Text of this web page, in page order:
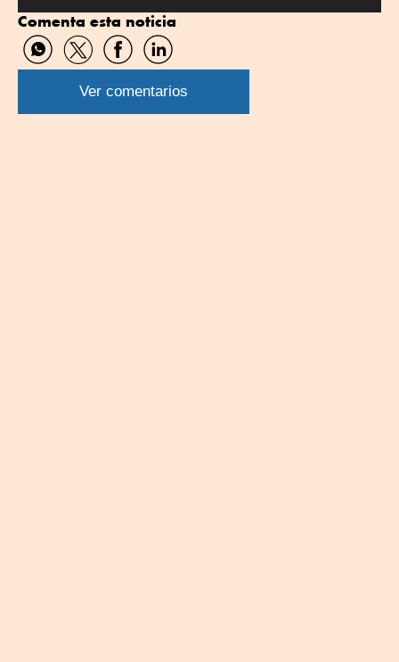
Comenta esta noticia
Compartir
por
WhatsApp
Compartir
por
Twitter
Compartir
por
Facebook
Compartir
por
Linkedin
Ver comentarios